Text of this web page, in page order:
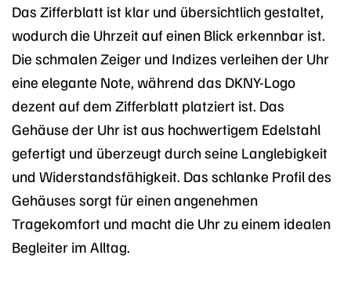
Das Zifferblatt ist klar und übersichtlich gestaltet,
wodurch die Uhrzeit auf einen Blick erkennbar ist.
Die schmalen Zeiger und Indizes verleihen der Uhr
eine elegante Note, während das DKNY-Logo
dezent auf dem Zifferblatt platziert ist. Das
Gehäuse der Uhr ist aus hochwertigem Edelstahl
gefertigt und überzeugt durch seine Langlebigkeit
und Widerstandsfähigkeit. Das schlanke Profil des
Gehäuses sorgt für einen angenehmen
Tragekomfort und macht die Uhr zu einem idealen
Begleiter im Alltag.